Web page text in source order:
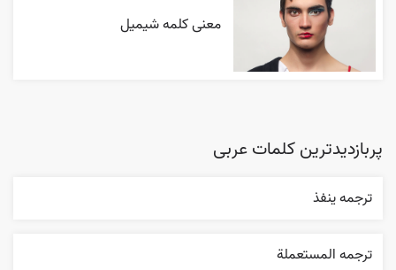
معنی کلمه شیمیل
پربازدیدترین کلمات عربی
ترجمه ينفذ
ترجمه المستعملة